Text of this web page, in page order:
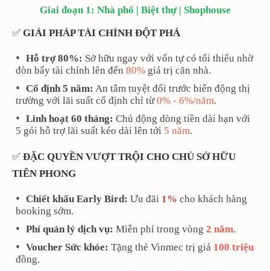
Giai đoạn 1: Nhà phố | Biệt thự | Shophouse
✅ GIẢI PHÁP TÀI CHÍNH ĐỘT PHÁ
Hỗ trợ 80%: Sở hữu ngay với vốn tự có tối thiểu nhờ
đòn bẩy tài chính lên đến 80% giá trị căn nhà.
Cố định 5 năm: An tâm tuyệt đối trước biến động thị
trường với lãi suất cố định chỉ từ0% - 6%/năm.
Linh hoạt 60 tháng: Chủ động dòng tiền dài hạn với
5 gói hỗ trợ lãi suất kéo dài lên tới 5 năm.
✅ ĐẶC QUYỀN VƯỢT TRỘI CHO CHỦ SỞ HỮU
TIÊN PHONG
Chiết khấu Early Bird: Ưu đãi 1% cho khách hàng
booking sớm.
Phí quản lý dịch vụ: Miễn phí trong vòng 2 năm.
Voucher Sức khỏe: Tặng thẻ Vinmec trị giá 100 triệu
đồng.